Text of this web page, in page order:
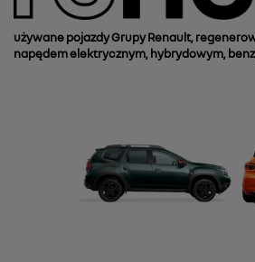
używane pojazdy Grupy Renault,
napędem elektrycznym, hybrydowym,